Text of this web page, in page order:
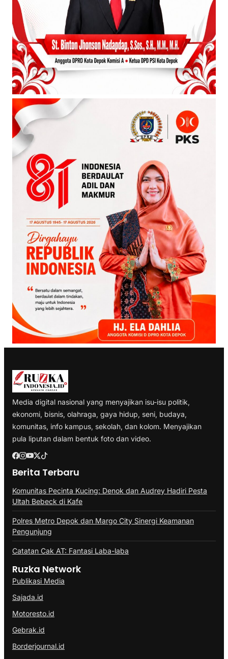
Media digital nasional yang menyajikan isu-isu politik,
ekonomi, bisnis, olahraga, gaya hidup, seni, budaya,
komunitas, info kampus, sekolah, dan kolom. Menyajikan
pula liputan dalam bentuk foto dan video.
Berita Terbaru
Komunitas Pecinta Kucing: Denok dan Audrey Hadiri Pesta
Ultah Bebeck di Kafe
Polres Metro Depok dan Margo City Sinergi Keamanan
Pengunjung
Catatan Cak AT: Fantasi Laba-laba
Ruzka Network
Publikasi Media
Sajada.id
Motoresto.id
Gebrak.id
Borderjournal.id